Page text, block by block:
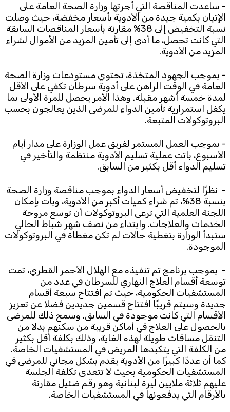
- ساعدت المناقصة التي أجرتها وزارة الصحة العامة على
الإتيان بكمية جيدة من الأدوية بأسعار مخفضة، حيث وصلت
نسبة التخفيض إلى 38% مقارنة بأسعار المناقصات السابقة
التي كانت تحصل، ما أدى إلى تأمين المزيد من الأموال لشراء
المزيد من الأدوية.
- بموجب الجهود المتخذة، تحتوي مستودعات وزارة الصحة
العامة في الوقت الراهن على أدوية سرطان تكفي على الأقل
لمدة خمسة أشهر مقبلة. وهذا الأمر يحصل للمرة الأولى بما
يكفل استمرارية تأمين الدواء للمرضى الذين يعالجون بحسب
البروتوكولات المتبعة.
- بموجب العمل المستمر لفريق عمل الوزارة على مدار أيام
الأسبوع، باتت عملية تسليم الأدوية منتظمة والتأخير في
تسليم الدواء أقل بكثير من السابق.
- نظرًا لتخفيض أسعار الدواء بموجب مناقصة وزارة الصحة
بنسبة 38%، تم شراء كميات أكبر من الأدوية، وبات بإمكان
اللجنة العلمية التي ترعى البروتوكولات أن توسع مروحة
الخدمات والعلاجات. وابتداء من نصف شهر شباط الحالي
ستبدأ الوزارة بتغطية حالات لم تكن مغطاة في البروتوكولات
الموجودة.
- بموجب برنامج تم تنفيذه مع الهلال الأحمر القطري، تمت
توسعة أقسام العلاج النهاري للسرطان في عدد من
المستشفيات الحكومية، حيث تم افتتاح سبعة أقسام
جديدة وسيتم قريبًا افتتاح قسمين جديدين فضلا عن تعزيز
الأقسام التي كانت موجودة في السابق. وسمح ذلك للمرضى
بالحصول على العلاج في أماكن قريبة من سكنهم بدلا من
التنقل مسافات طويلة لهذه الغاية، وذلك بكلفة أقل بكثير
من الكلفة التي يتكبدها المريض في المستشفيات الخاصة.
كما أن عددًا كبيرًا من الأدوية يقدم بشكل مجاني للمرضى في
المستشفيات الحكومية بحيث لا تتعدى تكلفة الجلسة
عليهم ثلاثة ملايين ليرة لبنانية وهو رقم ضئيل مقارنة
بالأرقام التي يدفعونها في المستشفيات الخاصة.